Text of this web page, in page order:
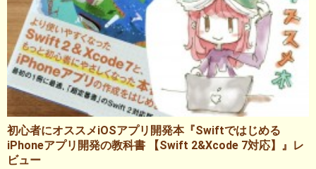
初心者にオススメiOSアプリ開発本『Swiftではじめる
iPhoneアプリ開発の教科書 【Swift 2&Xcode 7対応】』レ
ビュー